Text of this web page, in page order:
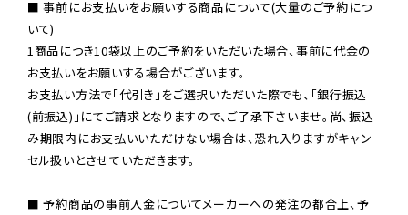
■ 事前にお支払いをお願いする商品について(大量のご予約につ
いて)
1商品につき10袋以上のご予約をいただいた場合、事前に代金の
お支払いをお願いする場合がございます。
お支払い方法で「代引き」をご選択いただいた際でも、「銀行振込
(前振込)」にてご請求となりますので、ご了承下さいませ。尚、振込
み期限内にお支払いいただけない場合は、恐れ入りますがキャン
セル扱いとさせていただきます。
■ 予約商品の事前入金についてメーカーへの発注の都合上、予